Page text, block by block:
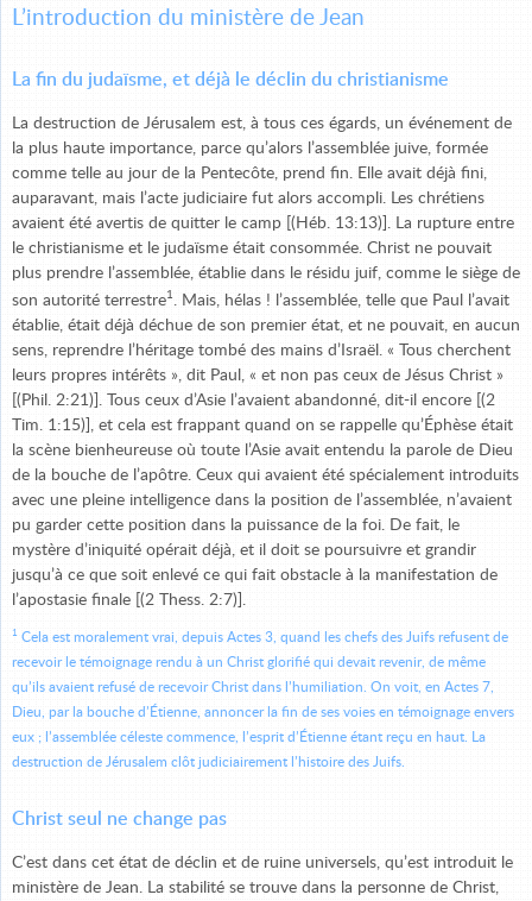
L’introduction du ministère de Jean
La fin du judaïsme, et déjà le déclin du christianisme
La destruction de Jérusalem est, à tous ces égards, un événement de
la plus haute importance, parce qu’alors l’assemblée juive, formée
comme telle au jour de la Pentecôte, prend fin. Elle avait déjà fini,
auparavant, mais l’acte judiciaire fut alors accompli. Les chrétiens
avaient été avertis de quitter le camp [(Héb. 13:13)]. La rupture entre
le christianisme et le judaïsme était consommée. Christ ne pouvait
plus prendre l’assemblée, établie dans le résidu juif, comme le siège de
son autorité terrestre1
. Mais, hélas ! l’assemblée, telle que Paul l’avait
établie, était déjà déchue de son premier état, et ne pouvait, en aucun
sens, reprendre l’héritage tombé des mains d’Israël. « Tous cherchent
leurs propres intérêts », dit Paul, « et non pas ceux de Jésus Christ »
[(Phil. 2:21)]. Tous ceux d’Asie l’avaient abandonné, dit-il encore [(2
Tim. 1:15)], et cela est frappant quand on se rappelle qu’Éphèse était
la scène bienheureuse où toute l’Asie avait entendu la parole de Dieu
de la bouche de l’apôtre. Ceux qui avaient été spécialement introduits
avec une pleine intelligence dans la position de l’assemblée, n’avaient
pu garder cette position dans la puissance de la foi. De fait, le
mystère d’iniquité opérait déjà, et il doit se poursuivre et grandir
jusqu’à ce que soit enlevé ce qui fait obstacle à la manifestation de
l’apostasie finale [(2 Thess. 2:7)].
1 Cela est moralement vrai, depuis Actes 3, quand les chefs des Juifs refusent de
recevoir le témoignage rendu à un Christ glorifié qui devait revenir, de même
qu’ils avaient refusé de recevoir Christ dans l’humiliation. On voit, en Actes 7,
Dieu, par la bouche d’Étienne, annoncer la fin de ses voies en témoignage envers
eux ; l’assemblée céleste commence, l’esprit d’Étienne étant reçu en haut. La
destruction de Jérusalem clôt judiciairement l’histoire des Juifs.
Christ seul ne change pas
C’est dans cet état de déclin et de ruine universels, qu’est introduit le
ministère de Jean. La stabilité se trouve dans la personne de Christ,